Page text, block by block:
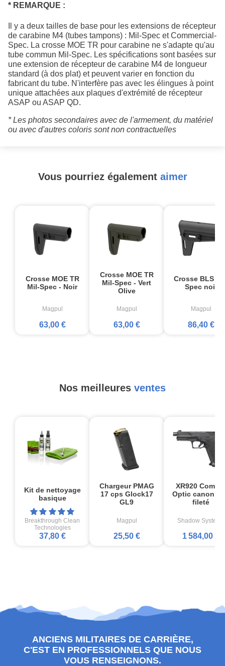
* REMARQUE :
Il y a deux tailles de base pour les extensions de récepteur
de carabine M4 (tubes tampons) : Mil-Spec et Commercial-
Spec. La crosse MOE TR pour carabine ne s'adapte qu'au
tube commun Mil-Spec. Les spécifications sont basées sur
une extension de récepteur de carabine M4 de longueur
standard (à dos plat) et peuvent varier en fonction du
fabricant du tube. N'interfère pas avec les élingues à point
unique attachées aux plaques d'extrémité de récepteur
ASAP ou ASAP QD.
* Les photos secondaires avec de l'armement, du matériel
ou avec d'autres coloris sont non contractuelles
Vous pourriez également aimer
Crosse MOE TR
Mil-Spec - Noir
Magpul
63,00 €
Crosse MOE TR
Mil-Spec - Vert
Olive
Magpul
63,00 €
Crosse BLS
Spec noir
Magpul
86,40 €
Nos meilleures ventes
Kit de nettoyage
basique
Breakthrough Clean
Technologies
37,80 €
Chargeur PMAG
17 cps Glock17
GL9
Magpul
25,50 €
XR920
Optic canon
fileté
Shadow Systems
1 584,00 €
ANCIENS MILITAIRES DE CARRIÈRE,
C'EST EN PROFESSIONNELS QUE NOUS
VOUS RENSEIGNONS.